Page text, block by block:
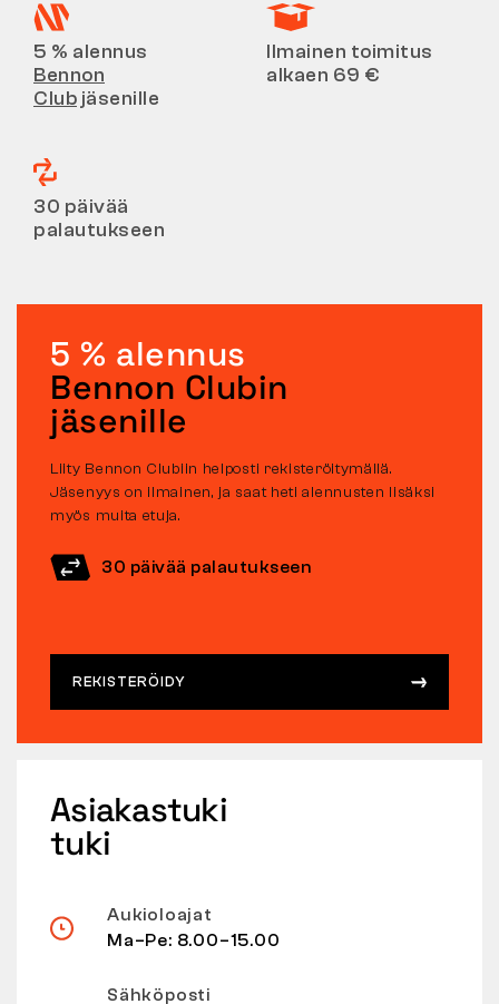
5 % alennus
Bennon
Club jäsenille
Ilmainen toimitus
alkaen 69 €
30 päivää
palautukseen
5 % alennus
Bennon Clubin
jäsenille
Liity Bennon Clubiin helposti rekisteröitymällä.
Jäsenyys on ilmainen, ja saat heti alennusten lisäksi
myös muita etuja.
30 päivää palautukseen
REKISTERÖIDY
Asiakastuki
tuki
Aukioloajat
Ma–Pe: 8.00–15.00
Sähköposti